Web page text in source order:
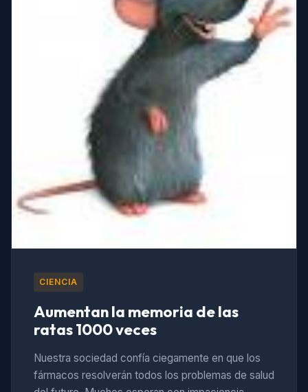
CIENCIA
Aumentan la memoria de las
ratas 1000 veces
Nuestra sociedad confía ciegamente en que los
fármacos resolverán todos los problemas de salud